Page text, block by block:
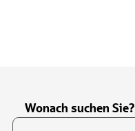
Wonach suchen Sie?
Suchfeld